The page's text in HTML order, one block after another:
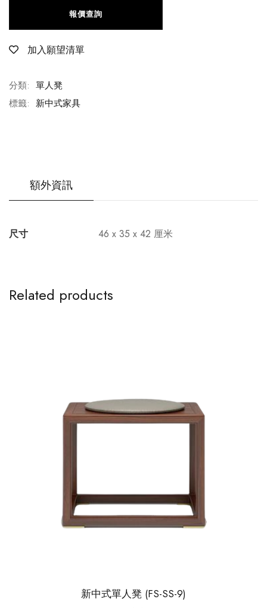
加入願望清單
報價查詢
分類: 單人凳
標籤: 新中式家具
額外資訊
尺寸 46 x 35 x 42 厘米
Related products
新中式單人凳 (FS-SS-9)